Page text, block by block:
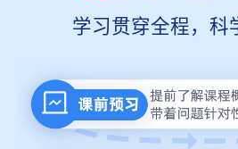
学习贯穿全程，科